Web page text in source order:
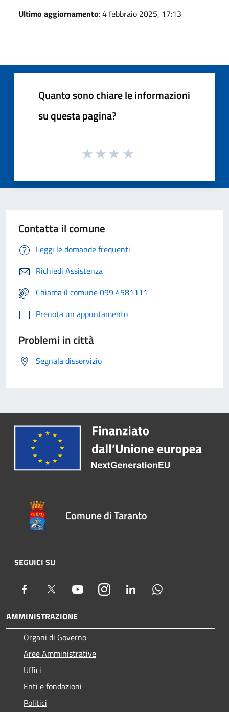
Ultimo aggiornamento: 4 febbraio 2025, 17:13
Quanto sono chiare le informazioni
su questa pagina?
Contatta il comune
Leggi le domande frequenti
Richiedi Assistenza
Chiama il comune 099 4581111
Prenota un appuntamento
Problemi in città
Segnala disservizio
Comune di Taranto
SEGUICI SU
Facebook Twitter YoutubeInstagram LinkedIn
AMMINISTRAZIONE
Organi di Governo
Aree Amministrative
Uffici
Enti e fondazioni
Politici